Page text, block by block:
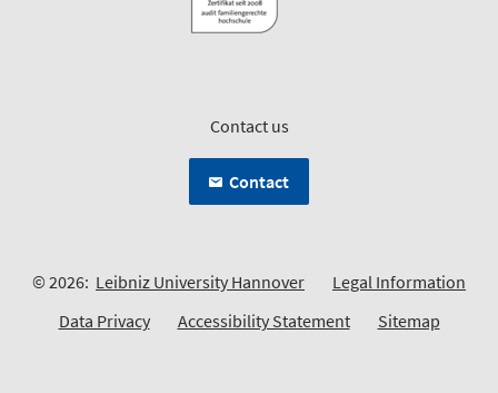
Contact us
Contact
© 2026: Leibniz University Hannover
Legal Information
Data Privacy
Accessibility Statement Sitemap